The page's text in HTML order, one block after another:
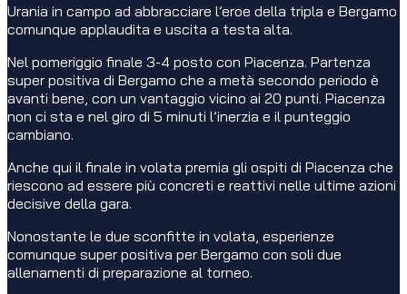
Urania in campo ad abbracciare l’eroe della tripla e Bergamo
comunque applaudita e uscita a testa alta.
Nel pomeriggio finale 3-4 posto con Piacenza. Partenza
super positiva di Bergamo che a metà secondo periodo è
avanti bene, con un vantaggio vicino ai 20 punti. Piacenza
non ci sta e nel giro di 5 minuti l’inerzia e il punteggio
cambiano.
Anche qui il finale in volata premia gli ospiti di Piacenza che
riescono ad essere più concreti e reattivi nelle ultime azioni
decisive della gara.
Nonostante le due sconfitte in volata, esperienze
comunque super positiva per Bergamo con soli due
allenamenti di preparazione al torneo.